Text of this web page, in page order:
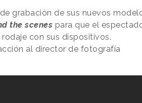
grabación de sus nuevos
the scenes para que el
con sus dispositivos.
al director de fotografía